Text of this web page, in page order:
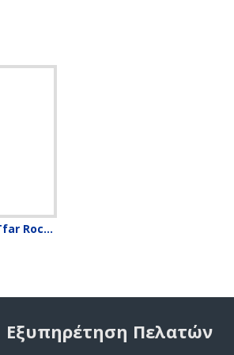
Καπέλα Jockey Tfar Rock n Roll
Εξυπηρέτηση Πελατών